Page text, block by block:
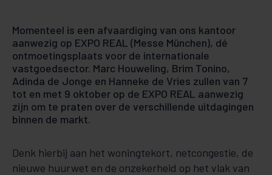
Momenteel is een afvaardiging van ons kantoor
aanwezig op EXPO REAL (Messe München), dé
ontmoetingsplaats voor de internationale
vastgoedsector. Marc Houweling, Brim Tonino,
Adinda de Jonge en Hanneke de Vries zullen van 7
tot en met 9 oktober op de EXPO REAL aanwezig
zijn om te praten over de verschillende uitdagingen
binnen de markt.
Denk hierbij aan het woningtekort, netcongestie, de
nieuwe huurwet en de onzekerheid op het vlak van